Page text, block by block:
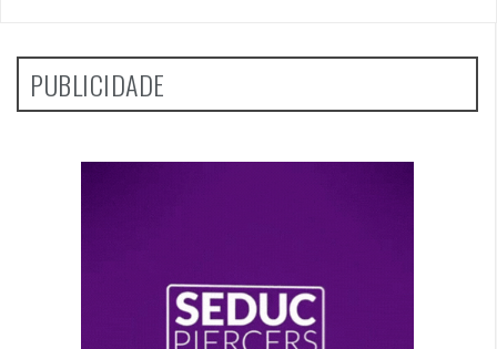
PUBLICIDADE